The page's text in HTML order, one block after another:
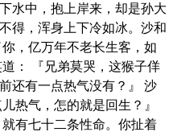
水中，抱上岸来，却是孙大
得，浑身上下冷如冰。沙和
，亿万年不老长生客，如
： 『兄弟莫哭，这猴子佯
还有一点热气没有？』 沙
热气，怎的就是回生？』
有七十二条性命。你扯着